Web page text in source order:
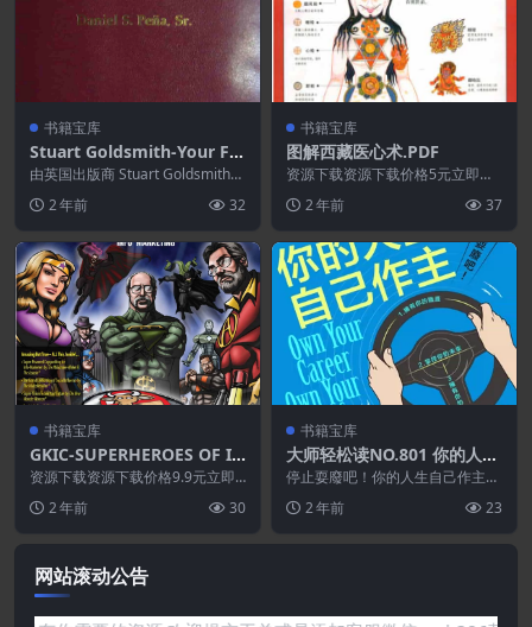
书籍宝库
Stuart Goldsmith-Your Fir
st 100 Million[售价:277英
镑][你的第一个1亿]
由英国出版商 Stuart Goldsmith
书...2 年前 32
书籍宝库
图解西藏医心术.PDF
资源下载资源下载价格5元立即购
2 年前 37
书籍宝库
GKIC-SUPERHEROES OF IN
FO-MARKETING
资源下载资源下载价格9.9元立即
2 年前 30
书籍宝库
大师轻松读NO.801 你的人生
自己作主
停止耍廢吧！你的人生自己作主
作、你的生活、你的一生...
2 年前 23
网站滚动公告